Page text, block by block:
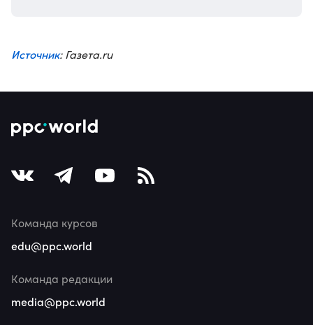
Источник: Газета.ru
Команда курсов
edu@ppc.world
Команда редакции
media@ppc.world